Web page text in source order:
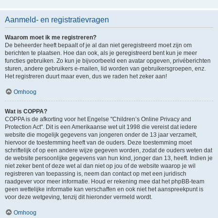
Aanmeld- en registratievragen
Waarom moet ik me registreren?
De beheerder heeft bepaalt of je al dan niet geregistreerd moet zijn om
berichten te plaatsen. Hoe dan ook, als je geregistreerd bent kun je meer
functies gebruiken. Zo kun je bijvoorbeeld een avatar opgeven, privéberichten
sturen, andere gebruikers e-mailen, lid worden van gebruikersgroepen, enz.
Het registreren duurt maar even, dus we raden het zeker aan!
Omhoog
Wat is COPPA?
COPPA is de afkorting voor het Engelse "Children’s Online Privacy and
Protection Act". Dit is een Amerikaanse wet uit 1998 die vereist dat iedere
website die mogelijk gegevens van jongeren onder de 13 jaar verzamelt,
hiervoor de toestemming heeft van de ouders. Deze toestemming moet
schriftelijk of op een andere wijze gegeven worden, zodat de ouders weten dat
de website persoonlijke gegevens van hun kind, jonger dan 13, heeft. Indien je
niet zeker bent of deze wet al dan niet op jou of de website waarop je wil
registreren van toepassing is, neem dan contact op met een juridisch
raadgever voor meer informatie. Houd er rekening mee dat het phpBB-team
geen wettelijke informatie kan verschaffen en ook niet het aanspreekpunt is
voor deze wetgeving, tenzij dit hieronder vermeld wordt.
Omhoog